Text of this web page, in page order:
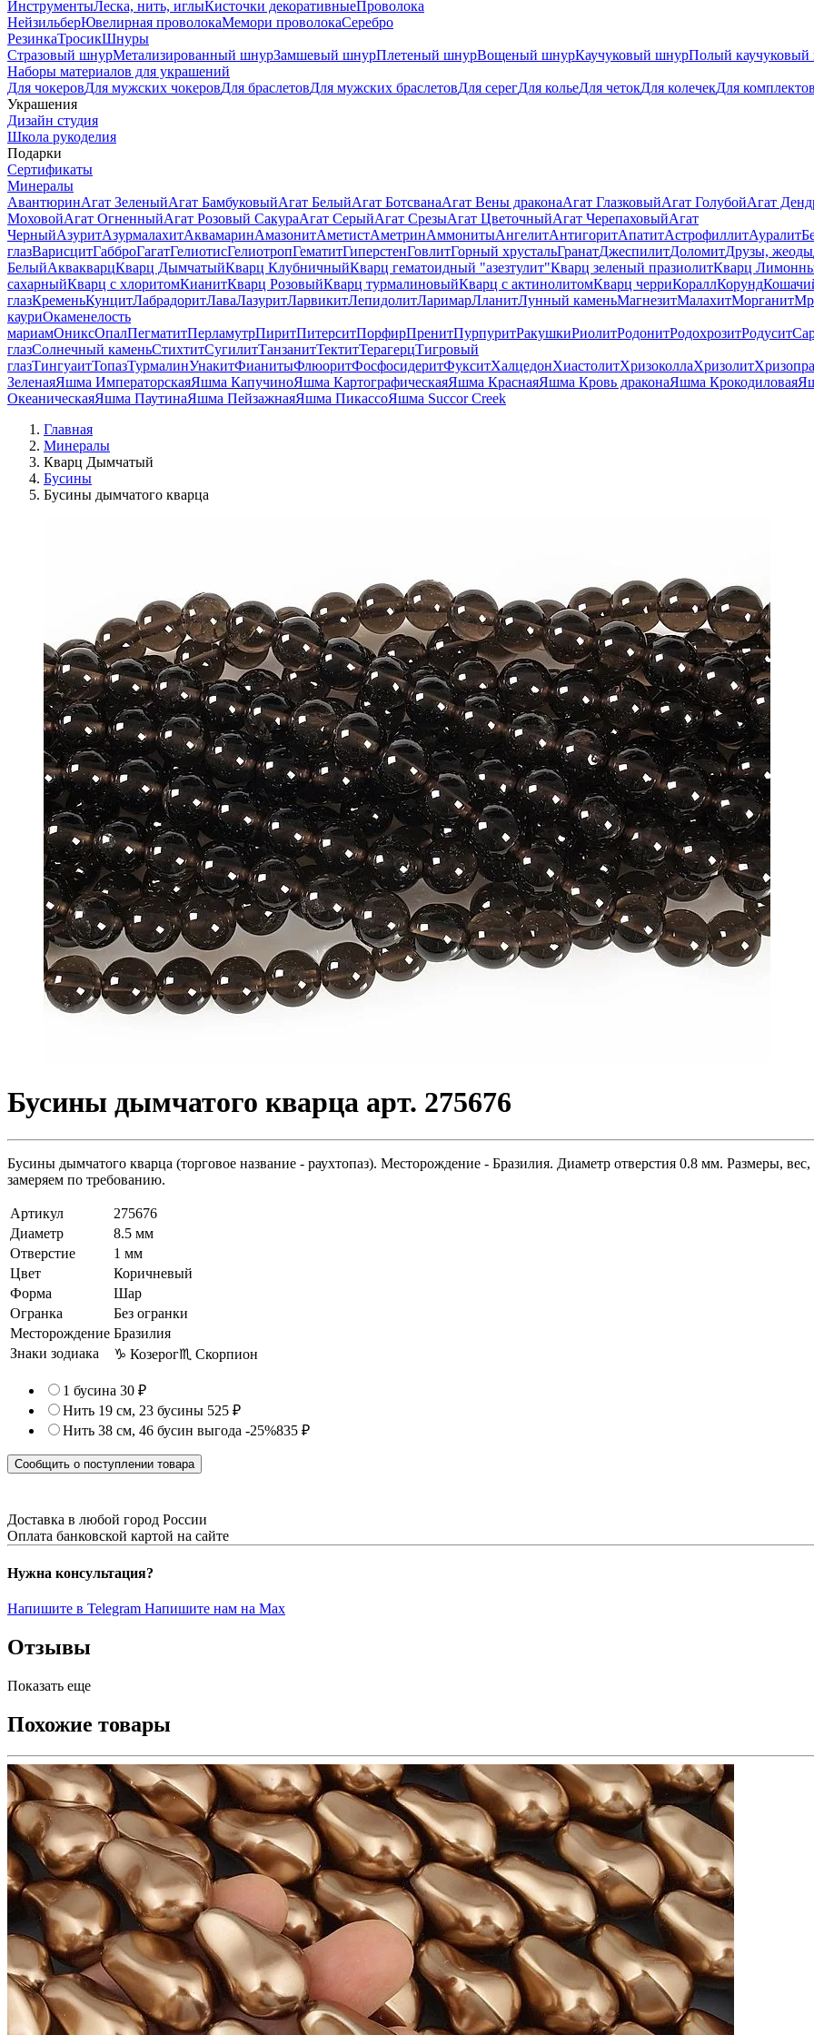
ИнструментыЛеска, нить, иглыКисточки декоративныеПроволока
НейзильберЮвелирная проволокаМемори проволокаСеребро
РезинкаТросикШнуры
Стразовый шнурМетализированный шнурЗамшевый шнурПлетеный шнурВощеный шнурКаучуковый шнурПолый
Наборы материалов для украшений
Для чокеровДля мужских чокеровДля браслетовДля мужских браслетовДля серегДля кольеДля четокДля колечекДля
Украшения
Дизайн студия
Школа рукоделия
Подарки
Сертификаты
Минералы
АвантюринАгат ЗеленыйАгат БамбуковыйАгат БелыйАгат БотсванаАгат Вены драконаАгат ГлазковыйАгат ГолубойАгат
МоховойАгат ОгненныйАгат Розовый СакураАгат СерыйАгат СрезыАгат ЦветочныйАгат ЧерепаховыйАгат
ЧерныйАзуритАзурмалахитАквамаринАмазонитАметистАметринАммонитыАнгелитАнтигоритАпатитАстрофиллитАуралит
глазВарисцитГабброГагатГелиотисГелиотропГематитГиперстенГовлитГорный хрустальГранатДжеспилитДоломитДрузы, жеоды
БелыйАквакварцКварц ДымчатыйКварц КлубничныйКварц гематоидный "азезтулит"Кварц зеленый празиолитКварц
сахарныйКварц с хлоритомКианитКварц РозовыйКварц турмалиновыйКварц с актинолитомКварц черриКораллКорунд
глазКременьКунцитЛабрадоритЛаваЛазуритЛарвикитЛепидолитЛаримарЛланитЛунный каменьМагнезитМалахитМорганит
кауриОкаменелость
мариамОниксОпалПегматитПерламутрПиритПитерситПорфирПренитПурпуритРакушкиРиолитРодонитРодохрозитРодусит
глазСолнечный каменьСтихтитСугилитТанзанитТектитТерагерцТигровый
глазТингуаитТопазТурмалинУнакитФианитыФлюоритФосфосидеритФукситХалцедонХиастолитХризоколлаХризолит
ЗеленаяЯшма ИмператорскаяЯшма КапучиноЯшма КартографическаяЯшма КраснаяЯшма Кровь драконаЯшма Крокодиловая
ОкеаническаяЯшма ПаутинаЯшма ПейзажнаяЯшма ПикассоЯшма Succor Creek
Главная
Минералы
Кварц Дымчатый
Бусины
Бусины дымчатого кварца
Бусины дымчатого кварца арт. 275676
Бусины дымчатого кварца (торговое название - раухтопаз). Месторождение - Бразилия. Диаметр отверстия 0.8 мм. Размеры,
замеряем по требованию.
Артикул
275676
Диаметр
8.5 мм
Отверстие
1 мм
Цвет
Коричневый
Форма
Шар
Огранка
Без огранки
Месторождение Бразилия
Знаки зодиака
♑ Козерог♏ Скорпион
1 бусина 30 ₽
Нить 19 см, 23 бусины 525 ₽
Нить 38 см, 46 бусин выгода -25%835 ₽
Сообщить о поступлении товара
Доставка в любой город России
Оплата банковской картой на сайте
Нужна консультация?
Напишите в Telegram Напишите нам на Max
Отзывы
Показать еще
Похожие товары